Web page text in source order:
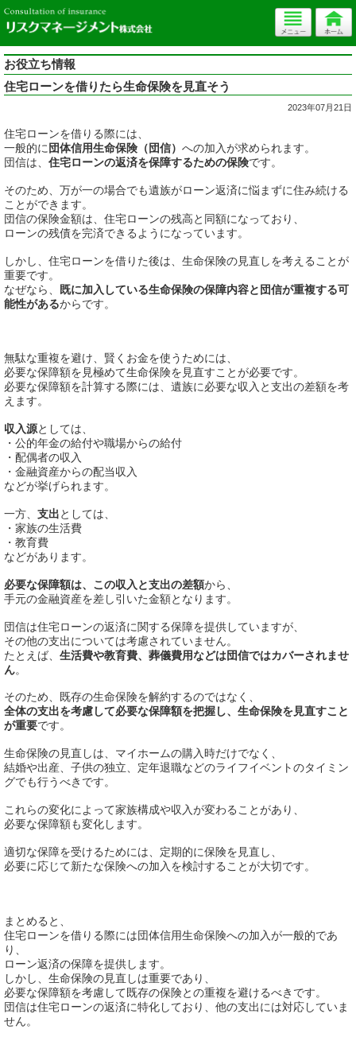
お役立ち情報
住宅ローンを借りたら生命保険を見直そう
2023年07月21日
住宅ローンを借りる際には、
一般的に 団体信用生命保険（団信） への加入が求められます。
団信は、 住宅ローンの返済を保障するための保険です。
そのため、万が一の場合でも遺族がローン返済に悩まずに住み続ける
ことができます。
団信の保険金額は、住宅ローンの残高と同額になっており、
ローンの残債を完済できるようになっています。
しかし、住宅ローンを借りた後は、生命保険の見直しを考えることが
重要です。
なぜなら、
既に加入している生命保険の保障内容と団信が重複する可
能性があるからです。
無駄な重複を避け、賢くお金を使うためには、
必要な保障額を見極めて生命保険を見直すことが必要です。
必要な保障額を計算する際には、遺族に必要な収入と支出の差額を考
えます。
収入源としては、
・公的年金の給付や職場からの給付
・配偶者の収入
・金融資産からの配当収入
などが挙げられます。
一方、 支出としては、
・家族の生活費
・教育費
などがあります。
必要な保障額は、この収入と支出の差額から、
手元の金融資産を差し引いた金額となります。
団信は住宅ローンの返済に関する保障を提供していますが、
その他の支出については考慮されていません。
たとえば、 生活費や教育費、葬儀費用などは団信ではカバーされませ
ん。
そのため、既存の生命保険を解約するのではなく、
全体の支出を考慮して必要な保障額を把握し、生命保険を見直すこと
が重要です。
生命保険の見直しは、マイホームの購入時だけでなく、
結婚や出産、子供の独立、定年退職などのライフイベントのタイミン
グでも行うべきです。
これらの変化によって家族構成や収入が変わることがあり、
必要な保障額も変化します。
適切な保障を受けるためには、定期的に保険を見直し、
必要に応じて新たな保険への加入を検討することが大切です。
まとめると、
住宅ローンを借りる際には団体信用生命保険への加入が一般的であ
り、
ローン返済の保障を提供します。
しかし、生命保険の見直しは重要であり、
必要な保障額を考慮して既存の保険との重複を避けるべきです。
団信は住宅ローンの返済に特化しており、他の支出には対応していま
せん。